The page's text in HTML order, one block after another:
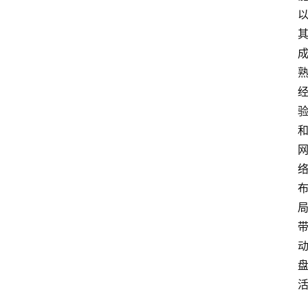
以
其
成
熟
经
验
和
网
络
布
局
带
动
盘
活